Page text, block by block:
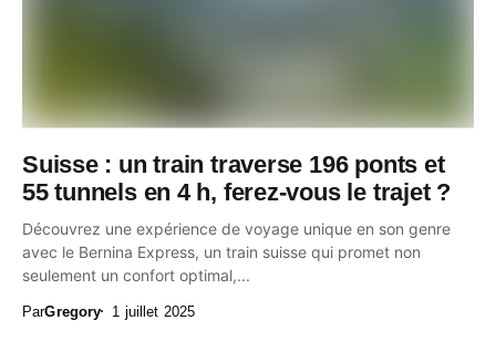
Suisse : un train traverse 196 ponts et
55 tunnels en 4 h, ferez-vous le trajet ?
Découvrez une expérience de voyage unique en son genre
avec le Bernina Express, un train suisse qui promet non
seulement un confort optimal,...
ParGregory 1 juillet 2025